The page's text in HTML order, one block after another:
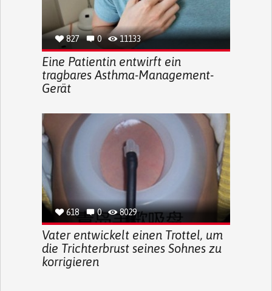
827 0 11133
Eine Patientin entwirft ein
tragbares Asthma-Management-
Gerät
618 0 8029
Vater entwickelt einen Trottel, um
die Trichterbrust seines Sohnes zu
korrigieren